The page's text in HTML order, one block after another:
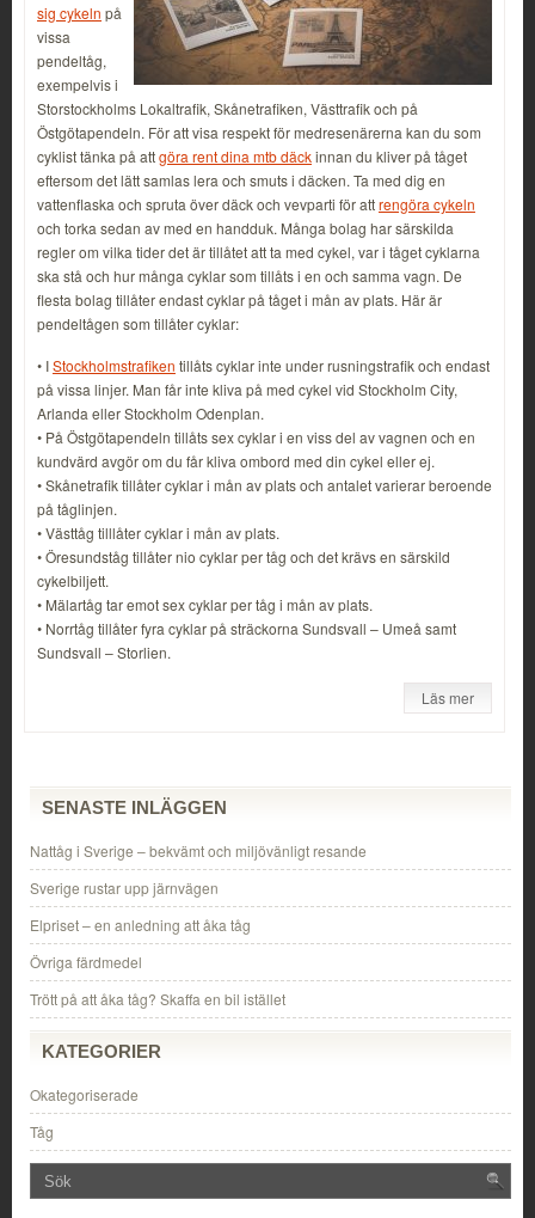
sig cykeln på
vissa
pendeltåg,
exempelvis i
Storstockholms Lokaltrafik, Skånetrafiken, Västtrafik och på
Östgötapendeln. För att visa respekt för medresenärerna kan du som
cyklist tänka på attgöra rent dina mtb däckinnan du kliver på tåget
eftersom det lätt samlas lera och smuts i däcken. Ta med dig en
vattenflaska och spruta över däck och vevparti för attrengöra cykeln
och torka sedan av med en handduk. Många bolag har särskilda
regler om vilka tider det är tillåtet att ta med cykel, var i tåget cyklarna
ska stå och hur många cyklar som tillåts i en och samma vagn. De
flesta bolag tillåter endast cyklar på tåget i mån av plats. Här är
pendeltågen som tillåter cyklar:
• IStockholmstrafiken tillåts cyklar inte under rusningstrafik och endast
på vissa linjer. Man får inte kliva på med cykel vid Stockholm City,
Arlanda eller Stockholm Odenplan.
• På Östgötapendeln tillåts sex cyklar i en viss del av vagnen och en
kundvärd avgör om du får kliva ombord med din cykel eller ej.
• Skånetrafik tillåter cyklar i mån av plats och antalet varierar beroende
på tåglinjen.
• Västtåg tilllåter cyklar i mån av plats.
• Öresundståg tillåter nio cyklar per tåg och det krävs en särskild
cykelbiljett.
• Mälartåg tar emot sex cyklar per tåg i mån av plats.
• Norrtåg tillåter fyra cyklar på sträckorna Sundsvall – Umeå samt
Sundsvall – Storlien.
Läs mer
SENASTE INLÄGGEN
Nattåg i Sverige – bekvämt och miljövänligt resande
Sverige rustar upp järnvägen
Elpriset – en anledning att åka tåg
Övriga färdmedel
Trött på att åka tåg? Skaffa en bil istället
KATEGORIER
Okategoriserade
Tåg